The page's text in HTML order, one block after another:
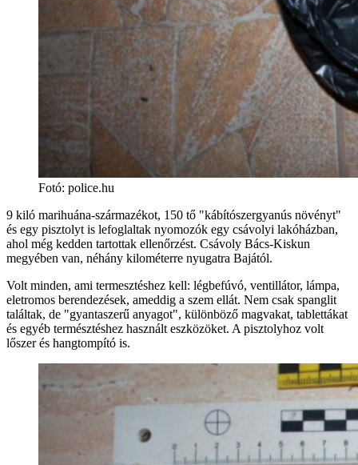
Fotó: police.hu
9 kiló marihuána-származékot, 150 tő "kábítószergyanús növényt"
és egy pisztolyt is lefoglaltak nyomozók egy csávolyi lakóházban,
ahol még kedden tartottak ellenőrzést. Csávoly Bács-Kiskun
megyében van, néhány kilométerre nyugatra Bajától.
Volt minden, ami termesztéshez kell: légbefúvó, ventillátor, lámpa,
eletromos berendezések, ameddig a szem ellát. Nem csak spanglit
találtak, de "gyantaszerű anyagot", különböző magvakat, tablettákat
és egyéb természtéshez használt eszközöket. A pisztolyhoz volt
lőszer és hangtompító is.